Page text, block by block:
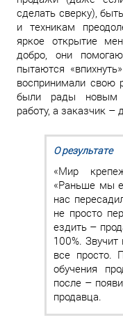
сделать сверку),
и техникам
яркое открытие
добро, они
пытаются
воспринимали свою
были рады новым
работу, а заказчик –
О результате
«Мир
«Раньше мы
нас
не просто
ездить –
100%.
все просто.
обучения
после –
продавца.